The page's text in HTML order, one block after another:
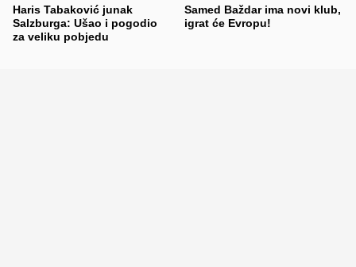
Haris Tabaković junak
Salzburga: Ušao i pogodio
za veliku pobjedu
Samed Baždar ima novi klub,
igrat će Evropu!